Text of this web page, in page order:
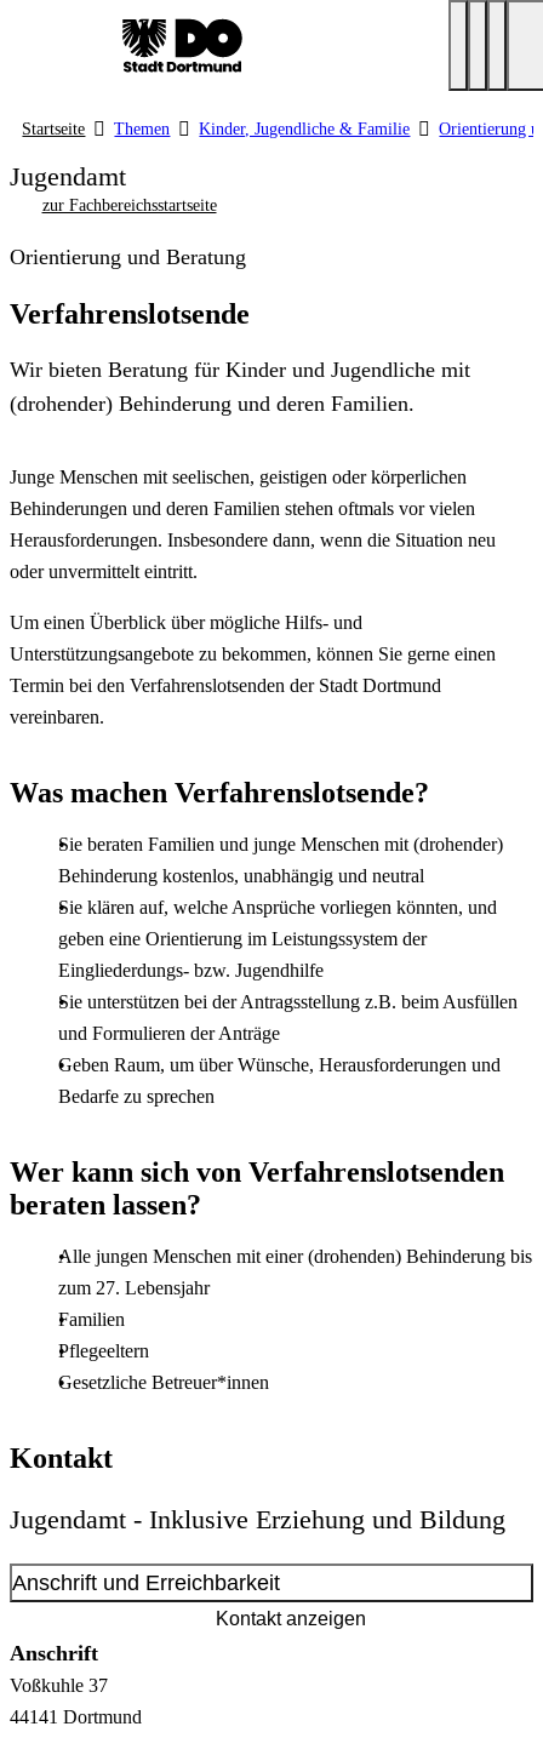
Startseite Themen Kinder, Jugendliche & Familie Orientierung
Jugendamt
zur Fachbereichsstartseite
Orientierung und Beratung
Verfahrenslotsende
Wir bieten Beratung für Kinder und Jugendliche mit
(drohender) Behinderung und deren Familien.
Junge Menschen mit seelischen, geistigen oder körperlichen
Behinderungen und deren Familien stehen oftmals vor vielen
Herausforderungen. Insbesondere dann, wenn die Situation neu
oder unvermittelt eintritt.
Um einen Überblick über mögliche Hilfs- und
Unterstützungsangebote zu bekommen, können Sie gerne einen
Termin bei den Verfahrenslotsenden der Stadt Dortmund
vereinbaren.
Was machen Verfahrenslotsende?
Sie beraten Familien und junge Menschen mit (drohender)
Behinderung kostenlos, unabhängig und neutral
Sie klären auf, welche Ansprüche vorliegen könnten, und
geben eine Orientierung im Leistungssystem der
Eingliederdungs- bzw. Jugendhilfe
Sie unterstützen bei der Antragsstellung z.B. beim Ausfüllen
und Formulieren der Anträge
Geben Raum, um über Wünsche, Herausforderungen und
Bedarfe zu sprechen
Wer kann sich von Verfahrenslotsenden
beraten lassen?
Alle jungen Menschen mit einer (drohenden) Behinderung bis
zum 27. Lebensjahr
Familien
Pflegeeltern
Gesetzliche Betreuer*innen
Kontakt
Jugendamt - Inklusive Erziehung und Bildung
Anschrift und Erreichbarkeit
Kontakt anzeigen
Anschrift
Voßkuhle 37
44141 Dortmund